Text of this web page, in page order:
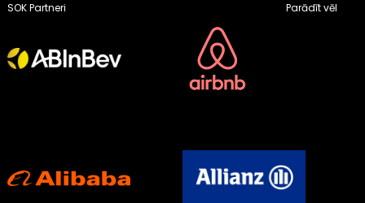
SOK Partneri Parādīt vēl